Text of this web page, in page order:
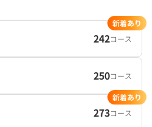
242コース
新着あり
250コース
273コース
新着あり